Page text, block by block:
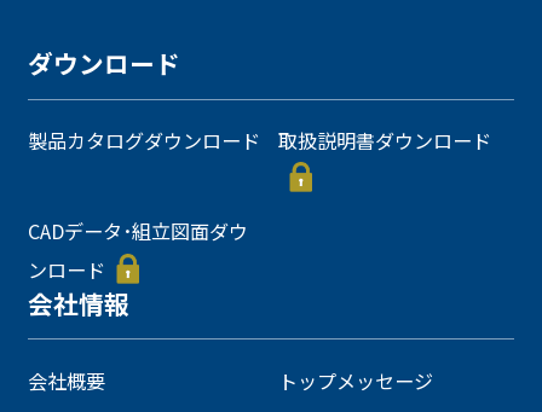
ダウンロード
製品カタログダウンロード 取扱説明書ダウンロード
CADデータ･組立図面ダウ
ンロード
会社情報
会社概要
トップメッセージ